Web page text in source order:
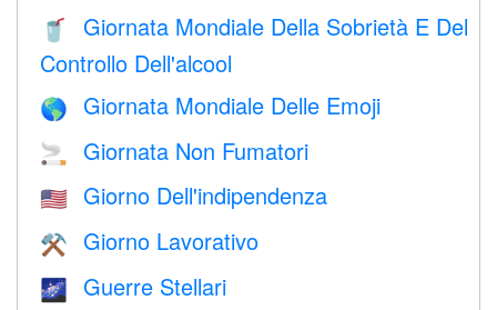
🥤
Giornata Mondiale Della Sobrietà E Del
Controllo Dell'alcool
🌎 Giornata Mondiale Delle Emoji
🚬 Giornata Non Fumatori
🇺🇸 Giorno Dell'indipendenza
⚒️ Giorno Lavorativo
🌌 Guerre Stellari